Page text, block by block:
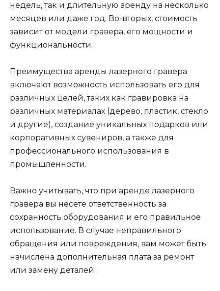
недель, так и длительную аренду на несколько
месяцев или даже год. Во-вторых, стоимость
зависит от модели гравера, его мощности и
функциональности.
Преимущества аренды лазерного гравера
включают возможность использовать его для
различных целей, таких как гравировка на
различных материалах (дерево, пластик, стекло
и другие), создание уникальных подарков или
корпоративных сувениров, а также для
профессионального использования в
промышленности.
Важно учитывать, что при аренде лазерного
гравера вы несете ответственность за
сохранность оборудования и его правильное
использование. В случае неправильного
обращения или повреждения, вам может быть
начислена дополнительная плата за ремонт
или замену деталей.